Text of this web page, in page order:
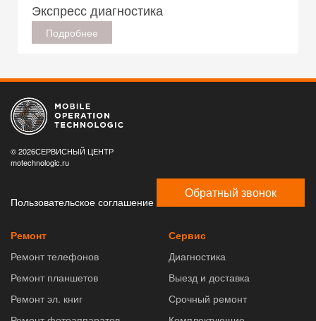
Экспресс диагностика
Подробнее
© 2026СЕРВИСНЫЙ ЦЕНТР
motechnologic.ru
Пользовательское соглашение
Обратный звонок
Ремонт
Ремонт телефонов
Ремонт планшетов
Ремонт эл. книг
Сервис
Диагностика
Выезд и доставка
Срочный ремонт